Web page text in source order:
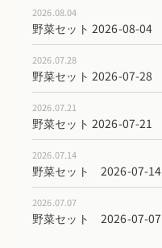
2026.08.04
野菜セット 2026-08-04
2026.07.28
野菜セット 2026-07-28
2026.07.21
野菜セット 2026-07-21
2026.07.14
野菜セット 2026-07-14
2026.07.07
野菜セット 2026-07-07